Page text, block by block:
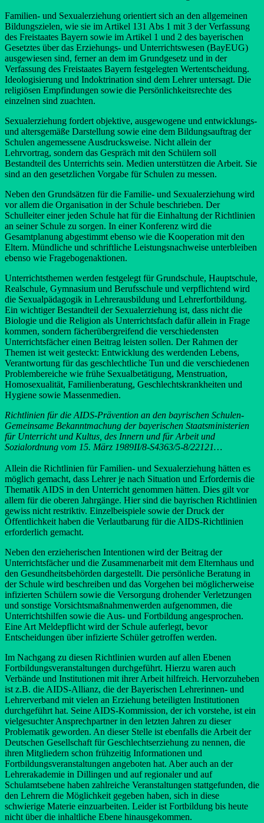
Familien- und Sexualerziehung orientiert sich an den allgemeinen
Bildungszielen, wie sie im Artikel 131 Abs 1 mit 3 der Verfassung
des Freistaates Bayern sowie im Artikel 1 und 2 des bayerischen
Gesetztes über das Erziehungs- und Unterrichtswesen (BayEUG)
ausgewiesen sind, ferner an dem im Grundgesetz und in der
Verfassung des Freistaates Bayern festgelegten Wertentscheidung.
Ideologisierung und Indoktrination sind dem Lehrer untersagt. Die
religiösen Empfindungen sowie die Persönlichkeitsrechte des
einzelnen sind zuachten.
Sexualerziehung fordert objektive, ausgewogene und entwicklungs-
und altersgemäße Darstellung sowie eine dem Bildungsauftrag der
Schulen angemessene Ausdrucksweise. Nicht allein der
Lehrvortrag, sondern das Gespräch mit den Schülern soll
Bestandteil des Unterrichts sein. Medien unterstützen die Arbeit. Sie
sind an den gesetzlichen Vorgabe für Schulen zu messen.
Neben den Grundsätzen für die Familie- und Sexualerziehung wird
vor allem die Organisation in der Schule beschrieben. Der
Schulleiter einer jeden Schule hat für die Einhaltung der Richtlinien
an seiner Schule zu sorgen. In einer Konferenz wird die
Gesamtplanung abgestimmt ebenso wie die Kooperation mit den
Eltern. Mündliche und schriftliche Leistungsnachweise unterbleiben
ebenso wie Fragebogenaktionen.
Unterrichtsthemen werden festgelegt für Grundschule, Hauptschule,
Realschule, Gymnasium und Berufsschule und verpflichtend wird
die Sexualpädagogik in Lehrerausbildung und Lehrerfortbildung.
Ein wichtiger Bestandteil der Sexualerziehung ist, dass nicht die
Biologie und die Religion als Unterrichtsfach dafür allein in Frage
kommen, sondern fächerübergreifend die verschiedensten
Unterrichtsfächer einen Beitrag leisten sollen. Der Rahmen der
Themen ist weit gesteckt: Entwicklung des werdenden Lebens,
Verantwortung für das geschlechtliche Tun und die verschiedenen
Problembereiche wie frühe Sexualbetätigung, Menstruation,
Homosexualität, Familienberatung, Geschlechtskrankheiten und
Hygiene sowie Massenmedien.
Richtlinien für die AIDS-Prävention an den bayrischen Schulen-
Gemeinsame Bekanntmachung der bayerischen Staatsministerien
für Unterricht und Kultus, des Innern und für Arbeit und
Sozialordnung vom 15. März 1989II/8-S4363/5-8/22121…
Allein die Richtlinien für Familien- und Sexualerziehung hätten es
möglich gemacht, dass Lehrer je nach Situation und Erfordernis die
Thematik AIDS in den Unterricht genommen hätten. Dies gilt vor
allem für die oberen Jahrgänge. Hier sind die bayrischen Richtlinien
gewiss nicht restriktiv. Einzelbeispiele sowie der Druck der
Öffentlichkeit haben die Verlautbarung für die AIDS-Richtlinien
erforderlich gemacht.
Neben den erzieherischen Intentionen wird der Beitrag der
Unterrichtsfächer und die Zusammenarbeit mit dem Elternhaus und
den Gesundheitsbehörden dargestellt. Die persönliche Beratung in
der Schule wird beschreiben und das Vorgehen bei möglicherweise
infizierten Schülern sowie die Versorgung drohender Verletzungen
und sonstige Vorsichtsmaßnahmenwerden aufgenommen, die
Unterrichtshilfen sowie die Aus- und Fortbildung angesprochen.
Eine Art Meldepflicht wird der Schule auferlegt, bevor
Entscheidungen über infizierte Schüler getroffen werden.
Im Nachgang zu diesen Richtlinien wurden auf allen Ebenen
Fortbildungsveranstaltungen durchgeführt. Hierzu waren auch
Verbände und Institutionen mit ihrer Arbeit hilfreich. Hervorzuheben
ist z.B. die AIDS-Allianz, die der Bayerischen Lehrerinnen- und
Lehrerverband mit vielen an Erziehung beteiligten Institutionen
durchgeführt hat. Seine AIDS-Kommission, der ich vorstehe, ist ein
vielgesuchter Ansprechpartner in den letzten Jahren zu dieser
Problematik geworden. An dieser Stelle ist ebenfalls die Arbeit der
Deutschen Gesellschaft für Geschlechtserziehung zu nennen, die
ihren Mitgliedern schon frühzeitig Informationen und
Fortbildungsveranstaltungen angeboten hat. Aber auch an der
Lehrerakademie in Dillingen und auf regionaler und auf
Schulamtsebene haben zahlreiche Veranstaltungen stattgefunden, die
den Lehrern die Möglichkeit gegeben haben, sich in diese
schwierige Materie einzuarbeiten. Leider ist Fortbildung bis heute
nicht über die inhaltliche Ebene hinausgekommen.